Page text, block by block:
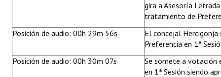
gira a Asesoría
tratamiento de
Posición de audio: 00h 29m 56s
El concejal
Preferencia en 1ª
Posición de audio: 00h 30m 07s
Se somete a
en 1ª Sesión siendo